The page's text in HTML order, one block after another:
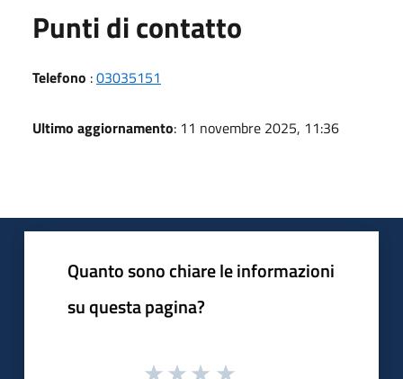
Punti di contatto
Telefono :03035151
Ultimo aggiornamento: 11 novembre 2025, 11:36
Quanto sono chiare le informazioni
su questa pagina?